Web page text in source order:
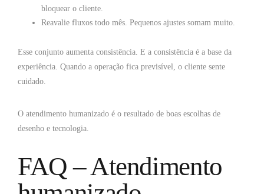
bloquear o cliente.
Reavalie fluxos todo mês. Pequenos ajustes somam muito.
Esse conjunto aumenta consistência. E a consistência é a base da
experiência. Quando a operação fica previsível, o cliente sente
cuidado.
O atendimento humanizado é o resultado de boas escolhas de
desenho e tecnologia.
FAQ – Atendimento